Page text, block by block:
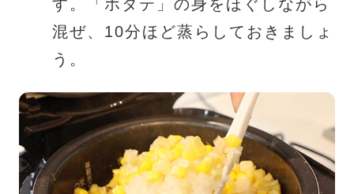
す。「ホタテ」の身をほぐしながら
混ぜ、10分ほど蒸らしておきましょ
う。